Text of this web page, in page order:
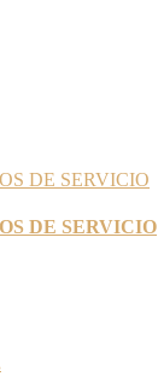
DE SERVICIO